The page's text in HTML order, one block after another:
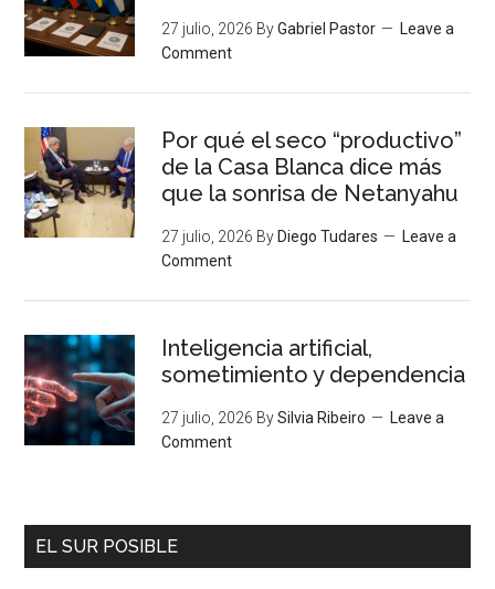
27 julio, 2026 ByGabriel Pastor
Leave a
Comment
Por qué el seco “productivo”
de la Casa Blanca dice más
que la sonrisa de Netanyahu
27 julio, 2026 By Diego Tudares
Leave a
Comment
Inteligencia artificial,
sometimiento y dependencia
27 julio, 2026 BySilvia Ribeiro
Leave a
Comment
EL SUR POSIBLE